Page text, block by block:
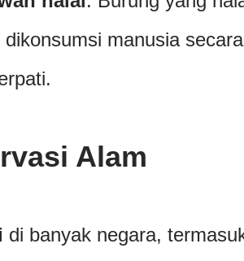
manusia secara
Alam
di banyak negara,